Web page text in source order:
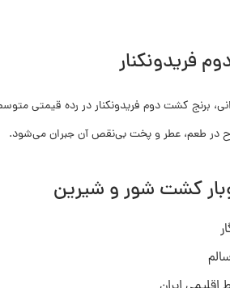
فریدونکنار
برنج کشت دوم فریدونکنار در رده قیمتی
در طعم، عطر و پخت بی‌نقص آن جبران می‌شود.
کشت شور و شیرین